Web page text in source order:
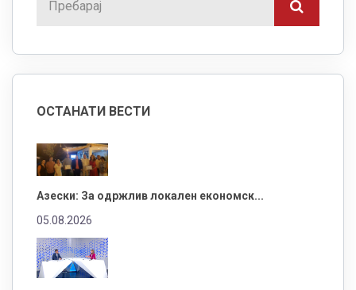
ОСТАНАТИ ВЕСТИ
Азески: За одржлив локален економск...
05.08.2026